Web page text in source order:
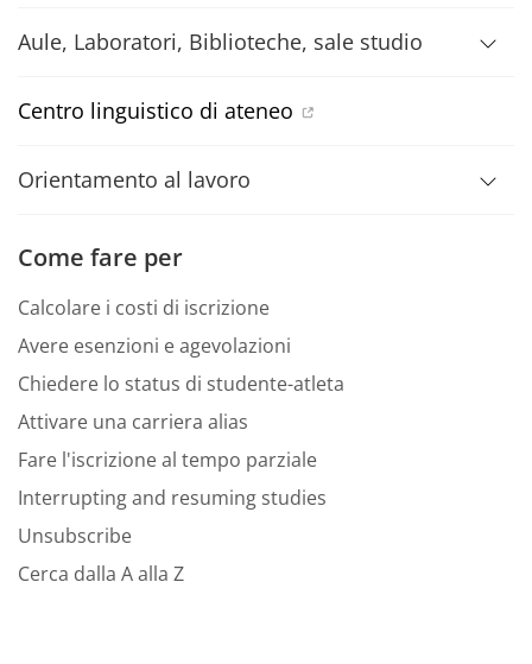
Aule, Laboratori, Biblioteche, sale studio
Centro linguistico di ateneo
Orientamento al lavoro
Come fare per
Calcolare i costi di iscrizione
Avere esenzioni e agevolazioni
Chiedere lo status di studente-atleta
Attivare una carriera alias
Fare l'iscrizione al tempo parziale
Interrupting and resuming studies
Unsubscribe
Cerca dalla A alla Z